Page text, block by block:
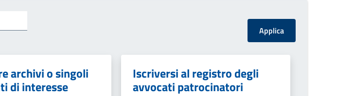
archivi o singoli
di interesse
Iscriversi al registro degli
avvocati patrocinatori